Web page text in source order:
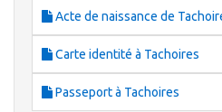
Acte de naissance de
Carte identité à Tachoires
Passeport à Tachoires